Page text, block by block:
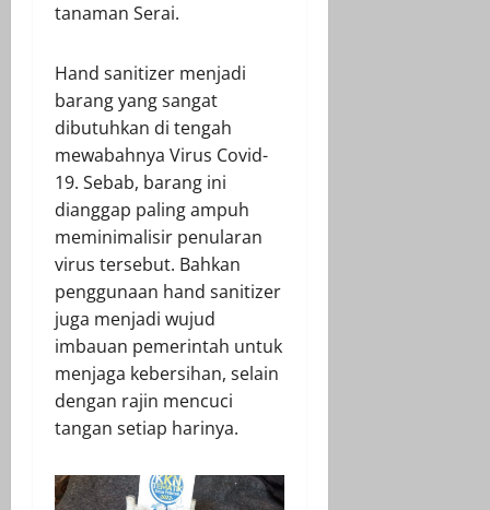
tanaman Serai.
Hand sanitizer menjadi
barang yang sangat
dibutuhkan di tengah
mewabahnya Virus Covid-
19. Sebab, barang ini
dianggap paling ampuh
meminimalisir penularan
virus tersebut. Bahkan
penggunaan hand sanitizer
juga menjadi wujud
imbauan pemerintah untuk
menjaga kebersihan, selain
dengan rajin mencuci
tangan setiap harinya.